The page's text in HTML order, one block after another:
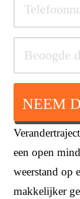
een open
weerstand op
makkelijker